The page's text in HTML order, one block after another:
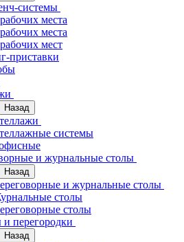
системы
места
места
мест
приставки
Назад
системы
и журнальные столы
Назад
и журнальные столы
столы
столы
перегородки
Назад